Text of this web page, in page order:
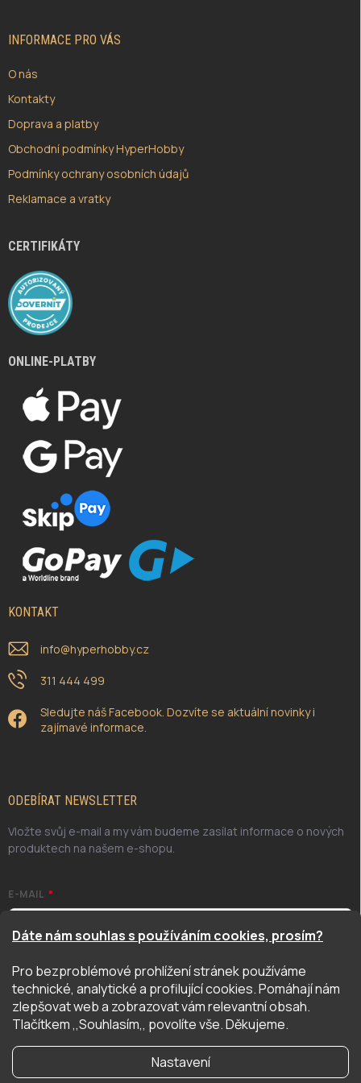
Dáte nám souhlas s používáním cookies, prosím?
Pro bezproblémové prohlížení stránek používáme
technické, analytické a profilující cookies. Pomáhají nám
zlepšovat web a zobrazovat vám relevantní obsah.
Tlačítkem ,,Souhlasím,, povolíte vše. Děkujeme.
Nastavení
INFORMACE PRO VÁS
O nás
Kontakty
Doprava a platby
Obchodní podmínky HyperHobby
Podmínky ochrany osobních údajů
Reklamace a vratky
CERTIFIKÁTY
ONLINE-PLATBY
KONTAKT
info@hyperhobby.cz
311 444 499
Sledujte náš Facebook. Dozvíte se aktuální novinky i
zajímavé informace.
ODEBÍRAT NEWSLETTER
Vložte svůj e-mail a my vám budeme zasílat informace o nových
produktech na našem e-shopu.
E-MAIL
Odesláním potvrzuji, že jsem se seznámil/a se zásadami
ochrany osobních údajů. Úplné znění naleznetezde
PŘIHLÁSIT SE